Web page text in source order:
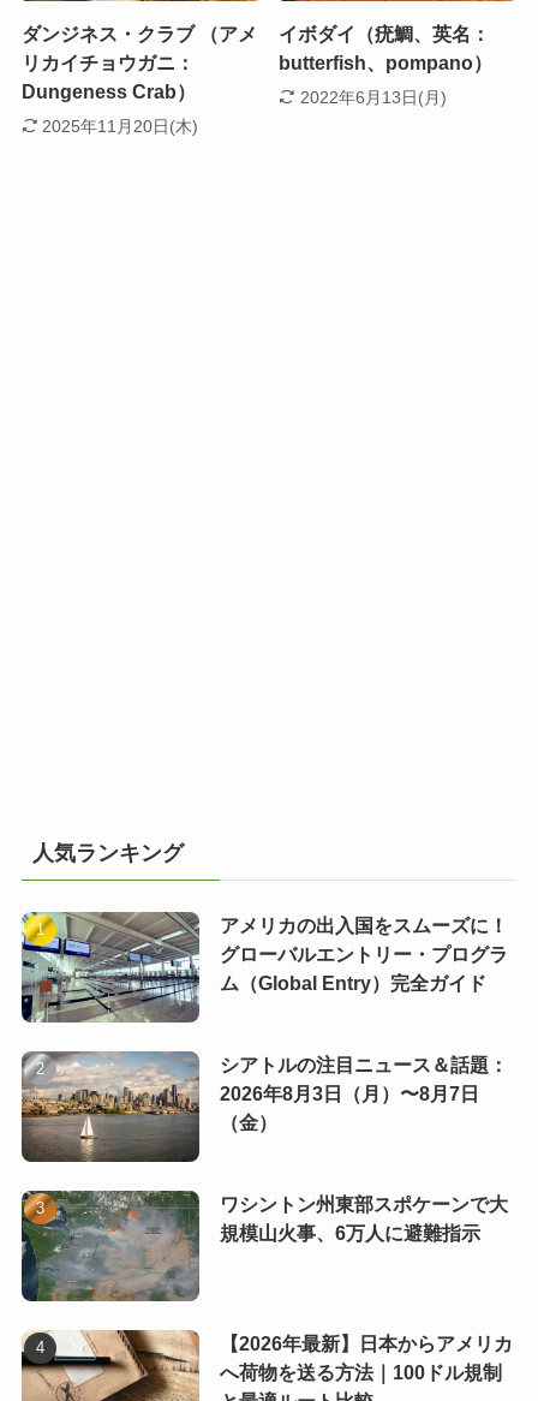
ダンジネス・クラブ （アメ
リカイチョウガニ：
Dungeness Crab）
2025年11月20日(木)
イボダイ（疣鯛、英名：
butterfish、pompano）
2022年6月13日(月)
人気ランキング
アメリカの出入国をスムーズに！
グローバルエントリー・プログラ
ム（Global Entry）完全ガイド
シアトルの注目ニュース＆話題：
2026年8月3日（月）〜8月7日
（金）
ワシントン州東部スポケーンで大
規模山火事、6万人に避難指示
【2026年最新】日本からアメリカ
へ荷物を送る方法｜100ドル規制